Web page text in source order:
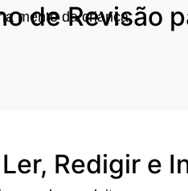
de Revisão
mente da criança.
Redigir e